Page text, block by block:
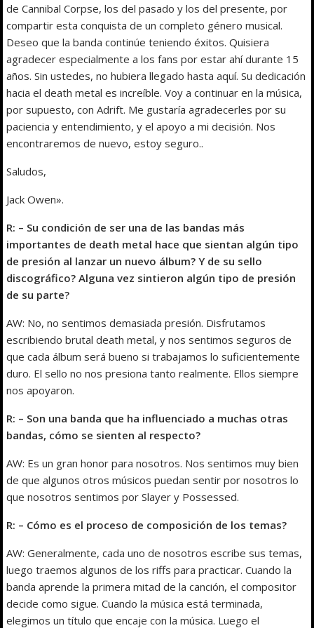
de Cannibal Corpse, los del pasado y los del presente, por
compartir esta conquista de un completo género musical.
Deseo que la banda continúe teniendo éxitos. Quisiera
agradecer especialmente a los fans por estar ahí durante 15
años. Sin ustedes, no hubiera llegado hasta aquí. Su dedicación
hacia el death metal es increíble. Voy a continuar en la música,
por supuesto, con Adrift. Me gustaría agradecerles por su
paciencia y entendimiento, y el apoyo a mi decisión. Nos
encontraremos de nuevo, estoy seguro..
Saludos,
Jack Owen».
R: – Su condición de ser una de las bandas más
importantes de death metal hace que sientan algún tipo
de presión al lanzar un nuevo álbum? Y de su sello
discográfico? Alguna vez sintieron algún tipo de presión
de su parte?
AW: No, no sentimos demasiada presión. Disfrutamos
escribiendo brutal death metal, y nos sentimos seguros de
que cada álbum será bueno si trabajamos lo suficientemente
duro. El sello no nos presiona tanto realmente. Ellos siempre
nos apoyaron.
R: – Son una banda que ha influenciado a muchas otras
bandas, cómo se sienten al respecto?
AW: Es un gran honor para nosotros. Nos sentimos muy bien
de que algunos otros músicos puedan sentir por nosotros lo
que nosotros sentimos por Slayer y Possessed.
R: – Cómo es el proceso de composición de los temas?
AW: Generalmente, cada uno de nosotros escribe sus temas,
luego traemos algunos de los riffs para practicar. Cuando la
banda aprende la primera mitad de la canción, el compositor
decide como sigue. Cuando la música está terminada,
elegimos un título que encaje con la música. Luego el